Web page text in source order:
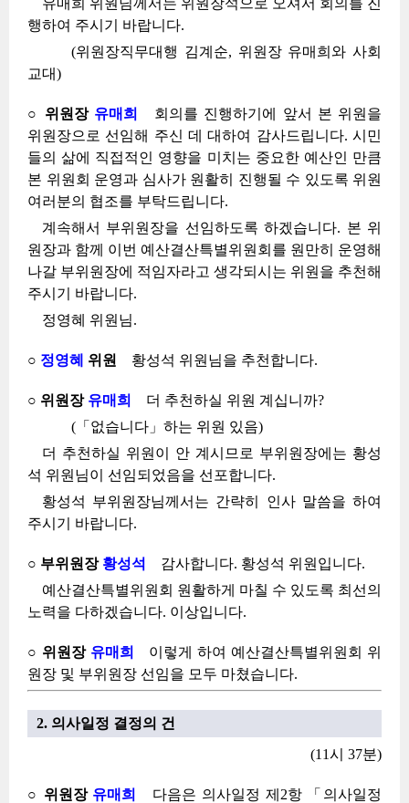
유매희 위원님께서는 위원장석으로 오셔서 회의를 진
행하여 주시기 바랍니다.
(위원장직무대행 김계순, 위원장 유매희와 사회
교대)
○ 위원장 유매희
회의를 진행하기에 앞서 본 위원을
위원장으로 선임해 주신 데 대하여 감사드립니다. 시민
들의 삶에 직접적인 영향을 미치는 중요한 예산인 만큼
본 위원회 운영과 심사가 원활히 진행될 수 있도록 위원
여러분의 협조를 부탁드립니다.
계속해서 부위원장을 선임하도록 하겠습니다. 본 위
원장과 함께 이번 예산결산특별위원회를 원만히 운영해
나갈 부위원장에 적임자라고 생각되시는 위원을 추천해
주시기 바랍니다.
정영혜 위원님.
○ 정영혜 위원 황성석 위원님을 추천합니다.
○ 위원장 유매희
더 추천하실 위원 계십니까?
(「없습니다」하는 위원 있음)
더 추천하실 위원이 안 계시므로 부위원장에는 황성
석 위원님이 선임되었음을 선포합니다.
황성석 부위원장님께서는 간략히 인사 말씀을 하여
주시기 바랍니다.
○ 부위원장 황성석
감사합니다. 황성석 위원입니다.
예산결산특별위원회 원활하게 마칠 수 있도록 최선의
노력을 다하겠습니다. 이상입니다.
○ 위원장 유매희
이렇게 하여 예산결산특별위원회 위
원장 및 부위원장 선임을 모두 마쳤습니다.
2. 의사일정 결정의 건
(11시 37분)
○ 위원장 유매희
다음은 의사일정 제2항 「의사일정